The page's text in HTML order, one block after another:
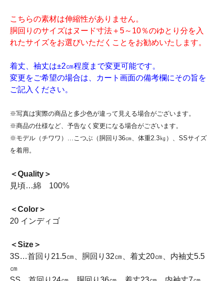
こちらの素材は伸縮性がありません。
胴回りのサイズはヌード寸法＋5～10％のゆとり分を入
れたサイズをお選びいただくことをお勧めいたします。
着丈、袖丈は±2㎝程度まで変更可能です。
変更をご希望の場合は、カート画面の備考欄にその旨を
ご記入ください。
※写真は実際の商品と多少色が違って見える場合がございます。
※商品の仕様など、予告なく変更になる場合がございます。
※モデル（チワワ）…こつぶ（胴回り36㎝、体重2.3㎏）、SSサイズ
を着用。
＜Quality＞
見頃…綿 100%
＜Color＞
20 インディゴ
＜Size＞
3S…首回り21.5㎝、胴回り32㎝、着丈20㎝、内袖丈5.5
㎝